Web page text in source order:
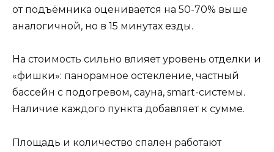
от подъёмника оценивается на 50-70% выше
аналогичной, но в 15 минутах езды.
На стоимость сильно влияет уровень отделки и
«фишки»: панорамное остекление, частный
бассейн с подогревом, сауна, smart-системы.
Наличие каждого пункта добавляет к сумме.
Площадь и количество спален работают